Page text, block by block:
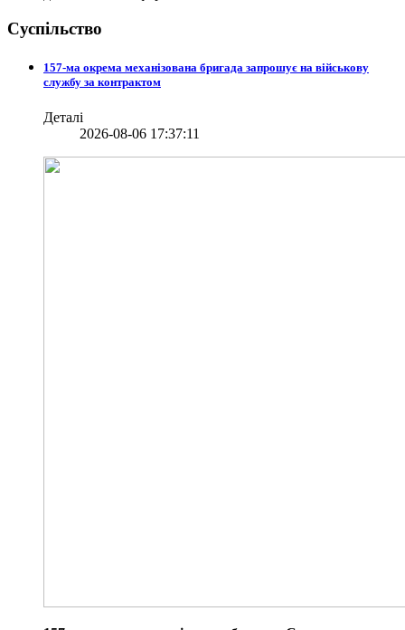
Суспільство
157-ма окрема механізована бригада запрошує на військову
службу за контрактом
Деталі
2026-08-06 17:37:11